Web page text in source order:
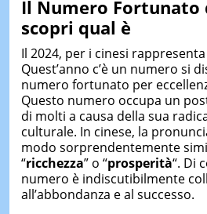
Il Numero Fortunato
scopri qual è
Il 2024, per i cinesi
Quest’anno c’è un numero si
numero fortunato per
Questo numero occupa un
di molti a causa della sua
culturale. In cinese, la
modo sorprendentemente
“ricchezza” o “prosperità“. Di
numero è indiscutibilmente
all’abbondanza e al successo.